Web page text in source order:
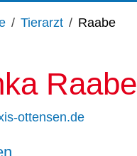
Tierarzt Raabe
Raabe
ottensen.de